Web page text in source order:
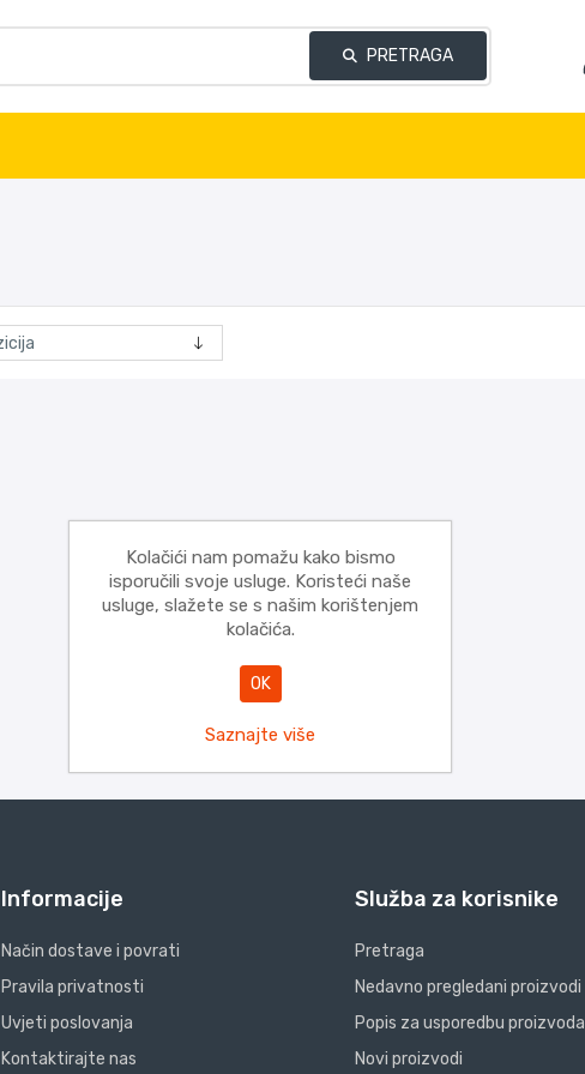
PRETRAGA
Informacije
Način dostave i povrati
Pravila privatnosti
Uvjeti poslovanja
Kontaktirajte nas
Služba za korisnike
Pretraga
Nedavno pregledani proizvodi
Popis za usporedbu proizvoda
Novi proizvodi
Kolačići nam pomažu kako bismo
isporučili svoje usluge. Koristeći naše
usluge, slažete se s našim korištenjem
kolačića.
OK
Saznajte više